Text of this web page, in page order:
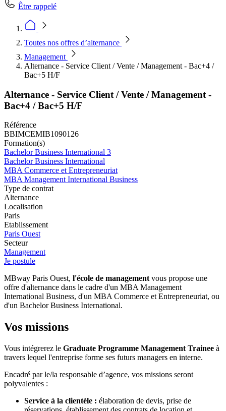
Être rappelé
Toutes nos offres d’alternance
Management
Alternance - Service Client / Vente / Management - Bac+4 /
Bac+5 H/F
Alternance - Service Client / Vente / Management -
Bac+4 / Bac+5 H/F
Référence
BBIMCEMIB1090126
Formation(s)
Bachelor Business International 3
Bachelor Business International
MBA Commerce et Entrepreneuriat
MBA Management International Business
Type de contrat
Alternance
Localisation
Paris
Etablissement
Paris Ouest
Secteur
Management
Je postule
MBway Paris Ouest, l'école de managementvous propose une
offre d'alternance dans le cadre d'un MBA Management
International Business, d'un MBA Commerce et Entrepreneuriat, ou
d'un Bachelor Business International.
Vos missions
Vous intégrerez le Graduate Programme Management Trainee à
travers lequel l'entreprise forme ses futurs managers en interne.
Encadré par le/la responsable d’agence, vos missions seront
polyvalentes :
Service à la clientèle : élaboration de devis, prise de